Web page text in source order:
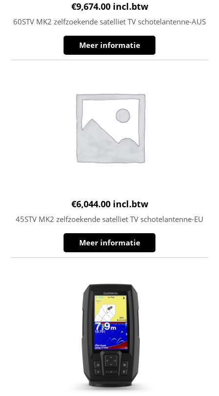
€9,674.00 incl.btw
60STV MK2 zelfzoekende satelliet TV schotelantenne-AUS
Meer informatie
€6,044.00 incl.btw
45STV MK2 zelfzoekende satelliet TV schotelantenne-EU
Meer informatie